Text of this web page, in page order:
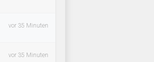
vor 35 Minuten
vor 35 Minuten